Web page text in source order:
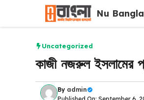
content
Nu Bangla
Uncategorized
কাজী নজরুল ইসলামের
By admin